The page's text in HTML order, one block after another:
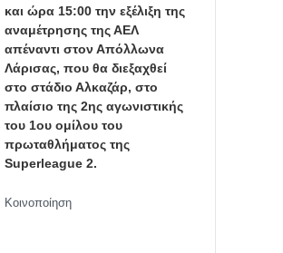
και ώρα 15:00 την εξέλιξη της
αναμέτρησης της ΑΕΛ
απέναντι στον Απόλλωνα
Λάρισας, που θα διεξαχθεί
στο στάδιο Αλκαζάρ, στο
πλαίσιο της 2ης αγωνιστικής
του 1ου ομίλου του
πρωταθλήματος της
Superleague 2.
Κοινοποίηση